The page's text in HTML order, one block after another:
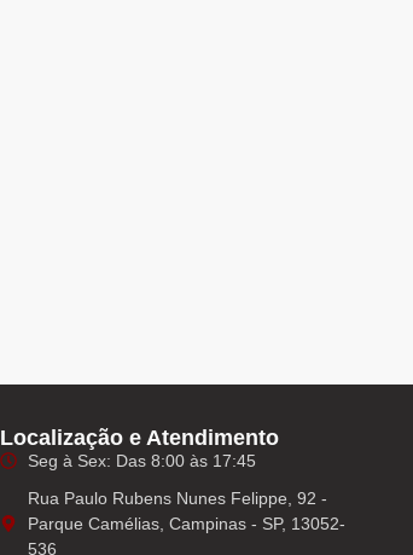
Localização e Atendimento
Seg à Sex: Das 8:00 às 17:45
Rua Paulo Rubens Nunes Felippe, 92 -
Parque Camélias, Campinas - SP, 13052-
536